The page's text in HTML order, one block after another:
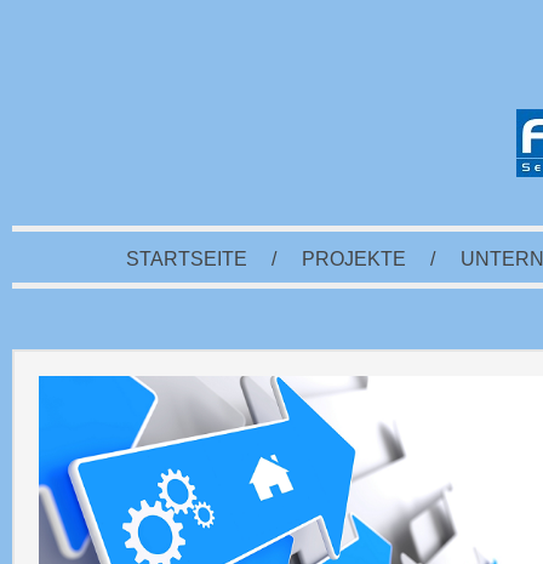
STARTSEITE / PROJEKTE /